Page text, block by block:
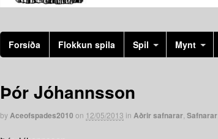
Forsíða Flokkun spila Spil Mynt
Þór Jóhannsson
byAceofspades2010 on 12/05/2013 in Aðrir safnarar Safnarar